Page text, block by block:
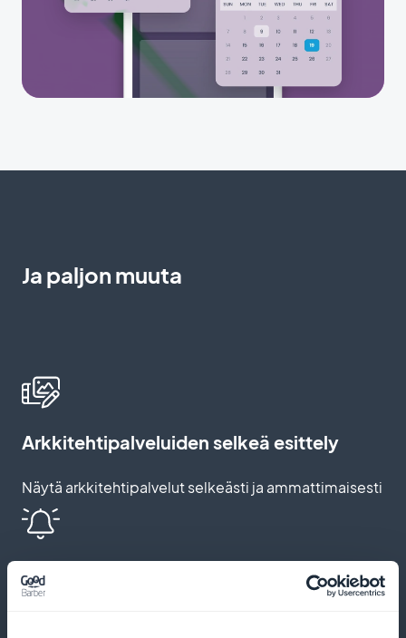
Ja paljon muuta
Arkkitehtipalveluiden selkeä esittely
Näytä arkkitehtipalvelut selkeästi ja ammattimaisesti
Push-ilmoitukset ja automaattiset
muistutukset